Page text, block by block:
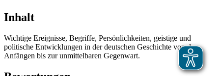
Inhalt
Wichtige Ereignisse, Begriffe, Persönlichkeiten, geistige und
politische Entwicklungen in der deutschen Geschichte von den
Anfängen bis zur unmittelbaren Gegenwart.